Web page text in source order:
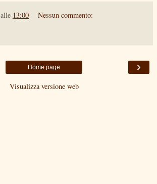
alle 13:00 Nessun commento:
›
Home page
Visualizza versione web